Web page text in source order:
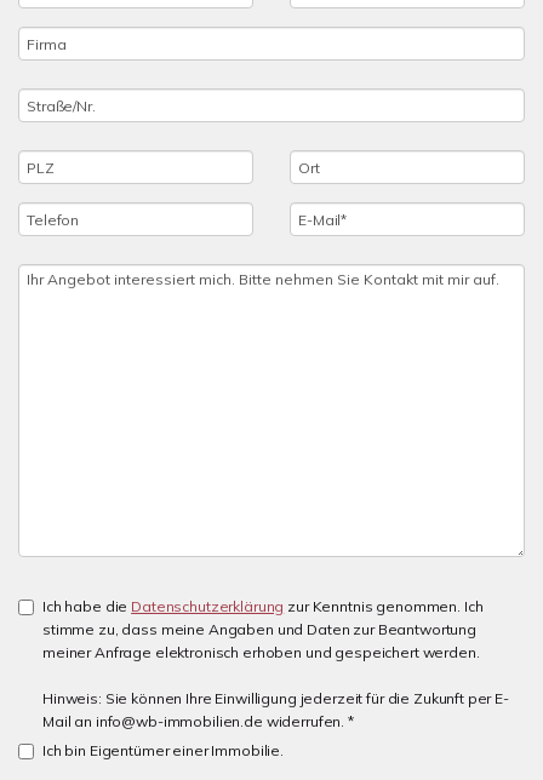
Ich habe die Datenschutzerklärung zur Kenntnis genommen. Ich
stimme zu, dass meine Angaben und Daten zur Beantwortung
meiner Anfrage elektronisch erhoben und gespeichert werden.
Hinweis: Sie können Ihre Einwilligung jederzeit für die Zukunft per E-
Mail an info@wb-immobilien.de widerrufen. *
Ich bin Eigentümer einer Immobilie.